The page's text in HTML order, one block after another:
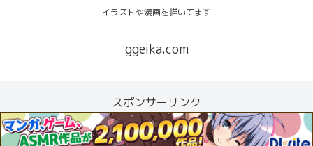
イラストや漫画を描いてます
ggeika.com
スポンサーリンク